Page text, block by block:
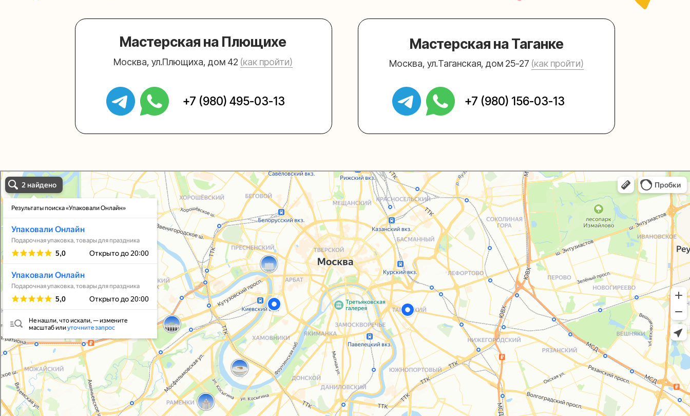
Упаковали Онлайн в Москве
Москва
Согласие на обработку персональных данных
Политика конфиденциальности
© 2021-2025, ООО "УПАКОВАЛИ ОНЛАЙН"
Сайт разработалаbogachevas
help@upakovali.online
Sospeso wrap
О нас
Услуги Блог
Каталог
Упаковать подарок
В личный кабинет
+7 (495) 005-03-13